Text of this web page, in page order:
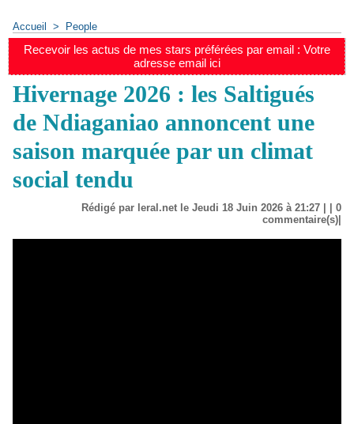
Accueil > People
Recevoir les actus de mes stars préférées par email : Votre
adresse email ici
Hivernage 2026 : les Saltigués
de Ndiaganiao annoncent une
saison marquée par un climat
social tendu
Rédigé par leral.net le Jeudi 18 Juin 2026 à 21:27 | | 0
commentaire(s)|